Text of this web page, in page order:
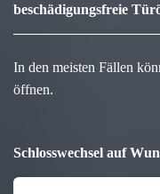
beschädigungsfreie
In den meisten Fällen
öffnen.
Schlosswechsel auf